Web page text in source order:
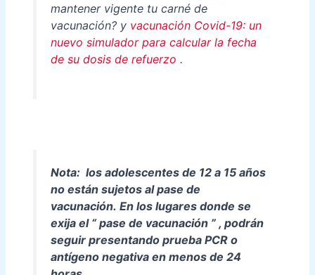
mantener vigente tu carné de
vacunación? y vacunación Covid-19: un
nuevo simulador para calcular la fecha
de su dosis de refuerzo .
Nota: los adolescentes de 12 a 15 años
no están sujetos al pase de
vacunación. En los lugares donde se
exija el “pase de vacunación”, podrán
seguir presentando prueba PCR o
antígeno negativa en menos de 24